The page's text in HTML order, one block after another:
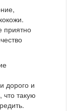
приятно
дорого и
что такую